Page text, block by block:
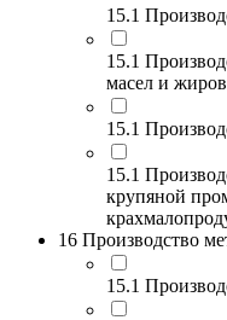
15.1
15.1
масел и жиров
15.1
15.1
крупяной
16 Производство
15.1